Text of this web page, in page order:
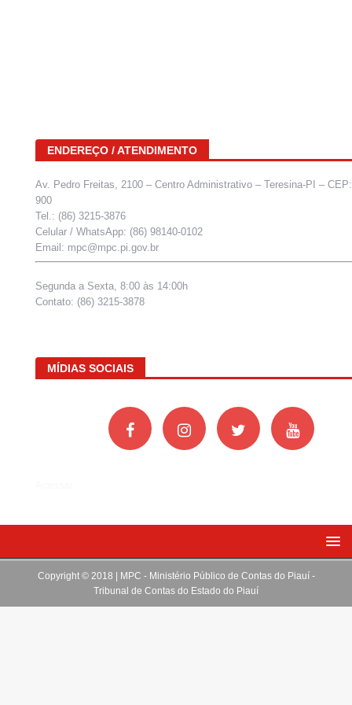
ENDEREÇO / ATENDIMENTO
Av. Pedro Freitas, 2100 – Centro Administrativo – Teresina-PI –
900
Tel.: (86) 3215-3876
Celular / WhatsApp: (86) 98140-0102
Email: mpc@mpc.pi.gov.br
Segunda a Sexta, 8:00 às 14:00h
Contato: (86) 3215-3878
MÍDIAS SOCIAIS
Copyright © 2018 | MPC - Ministério Público de Contas do Piauí -
Tribunal de Contas do Estado do Piauí